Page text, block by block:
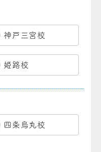
神戸三宮校
姫路校
四条烏丸校